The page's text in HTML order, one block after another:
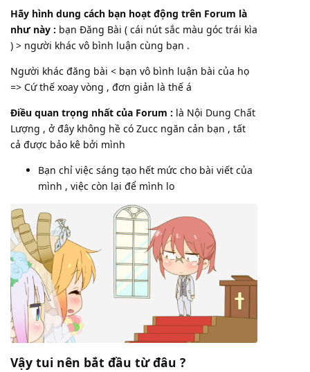
Hãy hình dung cách bạn hoạt động trên Forum là
như này : bạn Đăng Bài ( cái nút sắc màu góc trái kìa
) > người khác vô bình luận cùng bạn .
Người khác đăng bài < bạn vô bình luận bài của họ
=> Cứ thế xoay vòng , đơn giản là thế á
Điều quan trọng nhất của Forum : là Nội Dung Chất
Lượng , ở đây không hề có Zucc ngăn cản bạn , tất
cả được bảo kê bởi mình
Bạn chỉ việc sáng tạo hết mức cho bài viết của
mình , việc còn lại để mình lo
Vậy tui nên bắt đầu từ đâu ?